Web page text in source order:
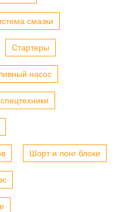
смазки
Стартеры
насос
Шорт и лонг блоки